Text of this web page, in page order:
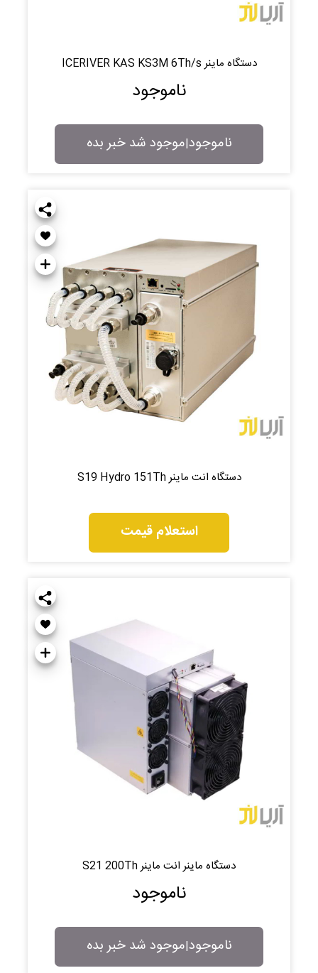
دستگاه ماینر ICERIVER KAS KS3M 6Th/s
ناموجود
ناموجود|موجود شد خبر بده
دستگاه انت ماینر S19 Hydro 151Th
استعلام قیمت
دستگاه ماینر انت ماینر S21 200Th
ناموجود
ناموجود|موجود شد خبر بده